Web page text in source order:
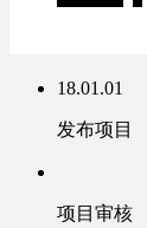
18.01.01
发布项目
项目审核